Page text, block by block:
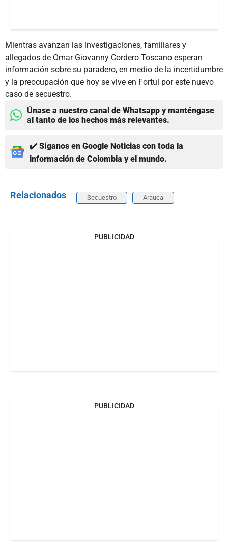
Mientras avanzan las investigaciones, familiares y
allegados de Omar Giovanny Cordero Toscano esperan
información sobre su paradero, en medio de la incertidumbre
y la preocupación que hoy se vive en Fortul por este nuevo
caso de secuestro.
Únase a nuestro canal de Whatsapp y manténgase
al tanto de los hechos más relevantes.
✔️ Síganos en Google Noticias con toda la
información de Colombia y el mundo.
Relacionados Secuestro Arauca
PUBLICIDAD
PUBLICIDAD